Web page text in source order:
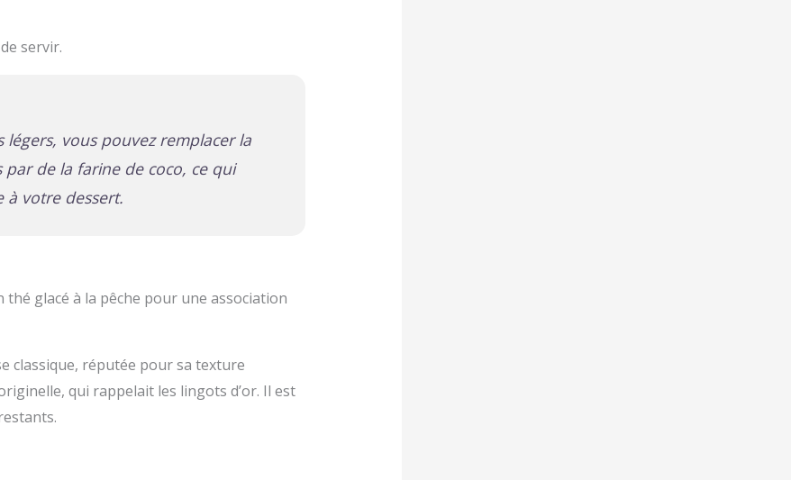
servir.
vous pouvez remplacer la
de la farine de coco, ce qui
votre dessert.
thé glacé à la pêche pour une association
classique, réputée pour sa texture
qui rappelait les lingots d’or. Il est